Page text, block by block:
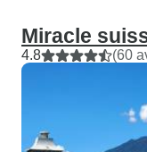
Miracle
4.8 (60